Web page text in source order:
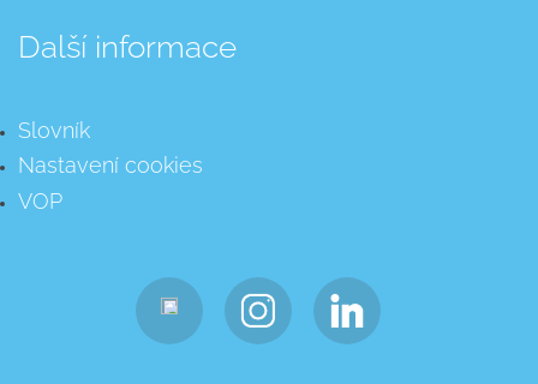
Další informace
Slovník
Nastavení cookies
VOP